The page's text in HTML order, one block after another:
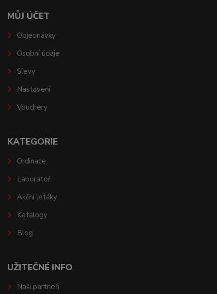
MŮJ ÚČET
Objednávky
Osobní údaje
Slevy
Nastavení
Vouchery
KATEGORIE
Ordinace
Laboratoř
Akční letáky
Katalogy
Blog
UŽITEČNÉ INFO
Naši partneři